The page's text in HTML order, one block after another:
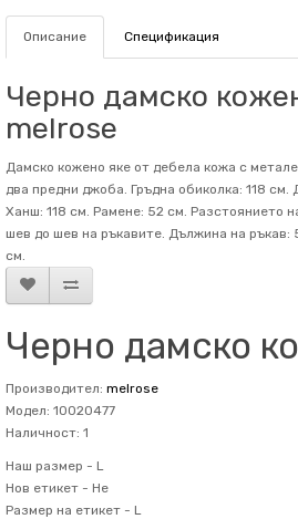
Описание Спецификация
Черно дамско
melrose
Дамско кожено яке от дебела кожа с
два предни джоба. Гръдна обиколка: 118
Ханш: 118 см. Рамене: 52 см. Разстоянието
шев до шев на ръкавите. Дължина на ръкав:
см.
Черно дамско
Производител: melrose
Модел: 10020477
Наличност: 1
Наш размер - L
Нов етикет - Не
Размер на етикет - L